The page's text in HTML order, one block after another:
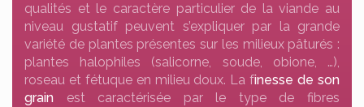
qualités et le caractère particulier de la viande au
niveau gustatif peuvent s’expliquer par la grande
variété de plantes présentes sur les milieux pâturés :
plantes halophiles (salicorne, soude, obione, …),
roseau et fétuque en milieu doux. La finesse de son
grain est caractérisée par le type de fibres